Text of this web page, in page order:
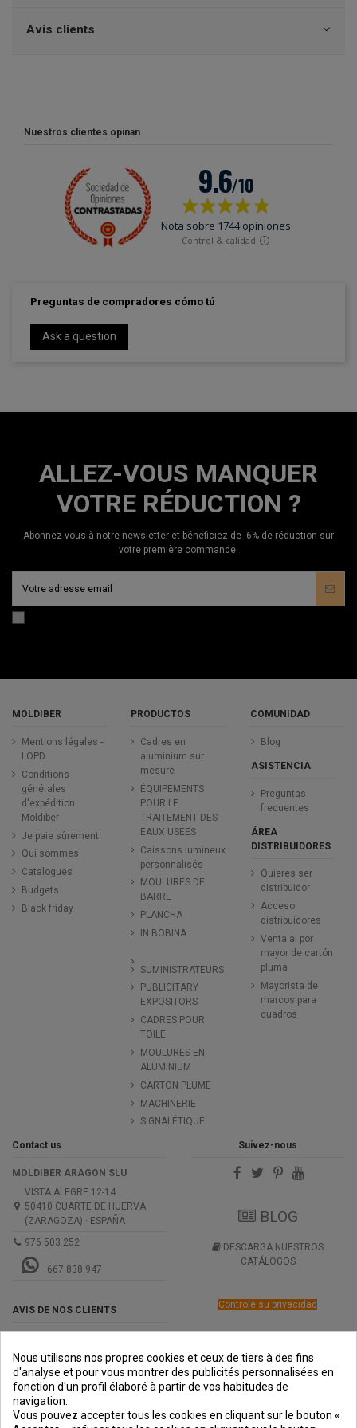
Avis clients
Nuestros clientes opinan
Preguntas de compradores cómo tú
Ask a question
ALLEZ-VOUS MANQUER
VOTRE RÉDUCTION ?
Abonnez-vous à notre newsletter et bénéficiez de -6% de réduction sur
votre première commande.
MOLDIBER
Mentions légales -
LOPD
Conditions
générales
d'expédition
Moldiber
Je paie sûrement
Qui sommes
Catalogues
Budgets
Black friday
PRODUCTOS
Cadres en
aluminium sur
mesure
ÉQUIPEMENTS
POUR LE
TRAITEMENT DES
EAUX USÉES
Caissons lumineux
personnalisés
MOULURES DE
BARRE
PLANCHA
IN BOBINA
SUMINISTRATEURS
PUBLICITARY
EXPOSITORS
CADRES POUR
TOILE
MOULURES EN
ALUMINIUM
CARTON PLUME
MACHINERIE
SIGNALÉTIQUE
COMUNIDAD
Blog
ASISTENCIA
Preguntas
frecuentes
ÁREA
DISTRIBUIDORES
Quieres ser
distribuidor
Acceso
distribuidores
Venta al por
mayor de cartón
pluma
Mayorista de
marcos para
cuadros
Contact us
MOLDIBER ARAGON SLU
VISTA ALEGRE 12-14
50410 CUARTE DE HUERVA
(ZARAGOZA) · ESPAÑA
976 503 252
667 838 947
AVIS DE NOS CLIENTS
Suivez-nous
BLOG
DESCARGA NUESTROS
CATÁLOGOS
Controle su privacidad
PREMIOS
DE PAGO
SEGURO
Nous utilisons nos propres cookies et ceux de tiers à des fins
d'analyse et pour vous montrer des publicités personnalisées en
fonction d'un profil élaboré à partir de vos habitudes de
navigation.
Vous pouvez accepter tous les cookies en cliquant sur le bouton «